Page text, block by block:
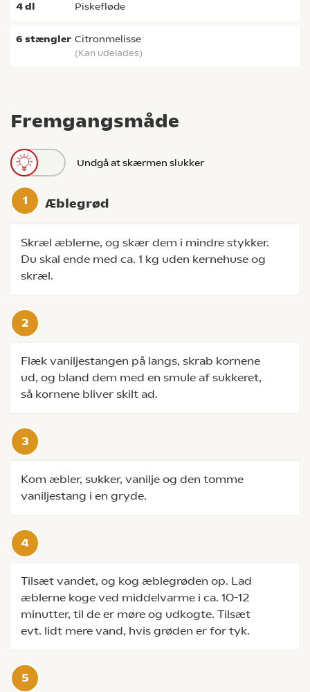
Fremgangsmåde
Undgå at skærmen slukker
Æblegrød
Skræl æblerne, og skær dem i mindre stykker.
Du skal ende med ca. 1 kg uden kernehuse og
skræl.
Flæk vaniljestangen på langs, skrab kornene
ud, og bland dem med en smule af sukkeret,
så kornene bliver skilt ad.
Kom æbler, sukker, vanilje og den tomme
vaniljestang i en gryde.
Tilsæt vandet, og kog æblegrøden op. Lad
æblerne koge ved middelvarme i ca. 10-12
minutter, til de er møre og udkogte. Tilsæt
evt. lidt mere vand, hvis grøden er for tyk.
4dl piskefløde
6 stængler citronmelisse
(kan udelades)